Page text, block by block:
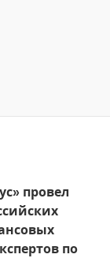
провел
по